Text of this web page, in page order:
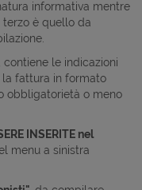
informativa mentre
è quello da
contiene le indicazioni
la fattura in formato
obbligatorietà o meno
INSERITE nel
menu a sinistra